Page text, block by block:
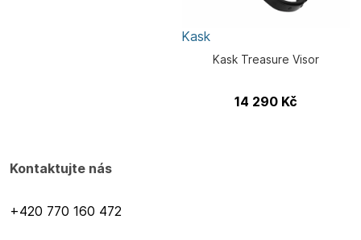
Kask
Kask Treasure Visor
14 290 Kč
Kontaktujte nás
+420 770 160 472